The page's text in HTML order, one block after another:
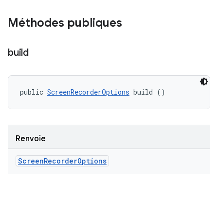
Méthodes publiques
build
public ScreenRecorderOptions build ()
Renvoie
ScreenRecorderOptions